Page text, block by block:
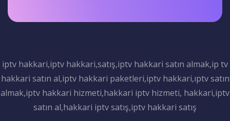
iptv hakkari,iptv hakkari,satış,iptv hakkari satın almak,ip tv
hakkari satın al,iptv hakkari paketleri,iptv hakkari,ıptv satın
almak,iptv hakkari hizmeti,hakkari iptv hizmeti, hakkari,iptv
satın al,hakkari iptv satış,iptv hakkari satış